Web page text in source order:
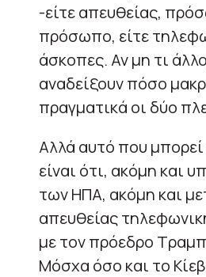
-είτε απευθείας,
πρόσωπο, είτε
άσκοπες. Αν μη τι
αναδείξουν πόσο
πραγματικά οι δύο
Αλλά αυτό που μπορεί
είναι ότι, ακόμη και
των ΗΠΑ, ακόμη και
απευθείας
με τον πρόεδρο
Μόσχα όσο και το